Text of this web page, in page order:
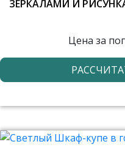
ЗЕРКАЛАМИ И
Цена за